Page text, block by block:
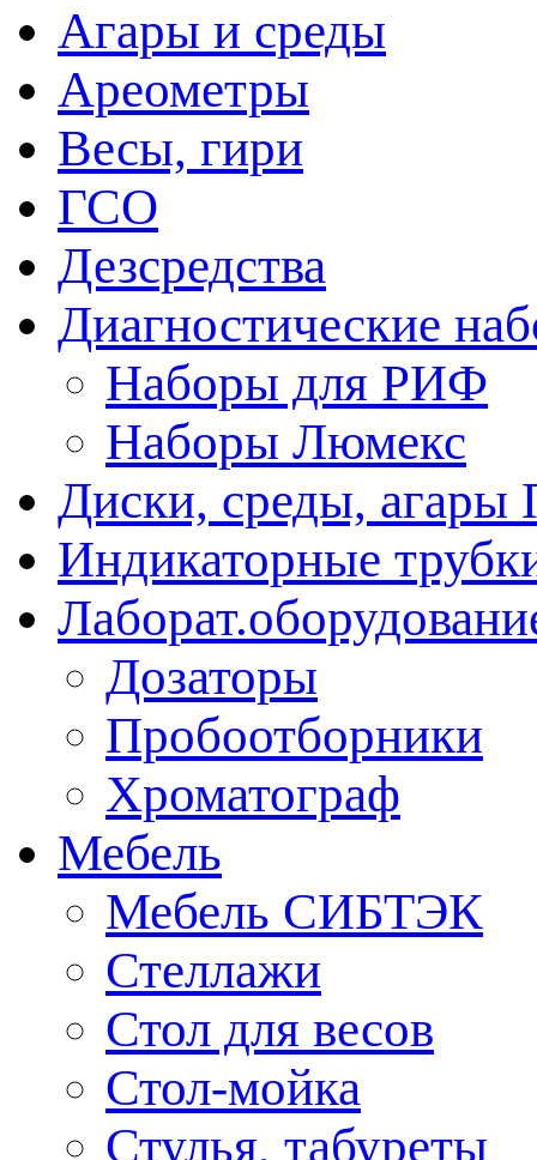
Агары и среды
Ареометры
Весы, гири
ГСО
Дезсредства
Диагностические
Наборы для РИФ
Наборы Люмекс
Диски, среды, агары
Индикаторные
Дозаторы
Пробоотборники
Хроматограф
Мебель
Мебель СИБТЭК
Стеллажи
Стол для весов
Стол-мойка
Стулья, табуреты